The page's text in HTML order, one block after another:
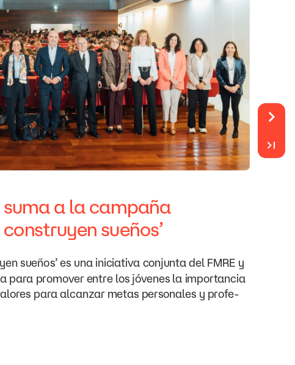
suma a la campaña
construyen sueños’
sueños’ es una iniciativa conjunta del FMRE y
para promover entre los jóvenes la importancia
para alcanzar metas personales y profe-